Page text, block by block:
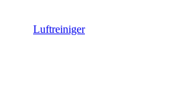
Luftreiniger